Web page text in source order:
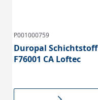
P001000759
Duropal Schichtstoff
F76001 CA Loftec